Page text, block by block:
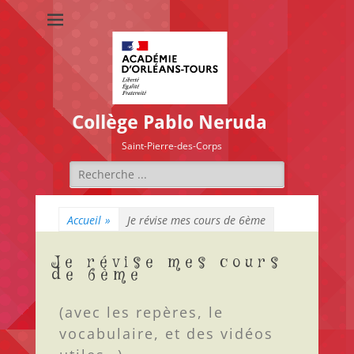
Collège Pablo Neruda
Saint-Pierre-des-Corps
Accueil » Je révise mes cours de 6ème
Je révise mes cours
de 6ème
(avec les repères, le
vocabulaire, et des vidéos